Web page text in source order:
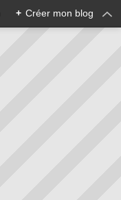
+ Créer mon blog